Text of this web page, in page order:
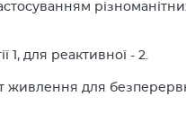
1, для реактивної - 2.
живлення для